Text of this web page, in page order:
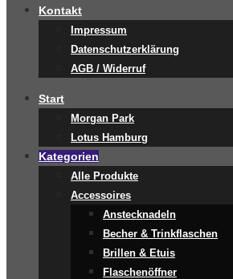
Kontakt
Impressum
Datenschutzerklärung
AGB / Widerruf
Start
Morgan Park
Lotus Hamburg
Kategorien
Alle Produkte
Accessoires
Anstecknadeln
Becher & Trinkflaschen
Brillen & Etuis
Flaschenöffner